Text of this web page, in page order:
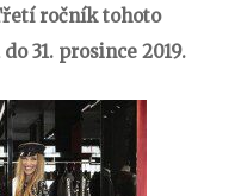
ročník tohoto
31. prosince 2019.